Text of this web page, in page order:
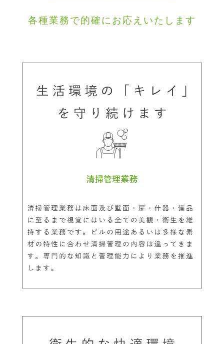
各種業務で的確にお応えいたします